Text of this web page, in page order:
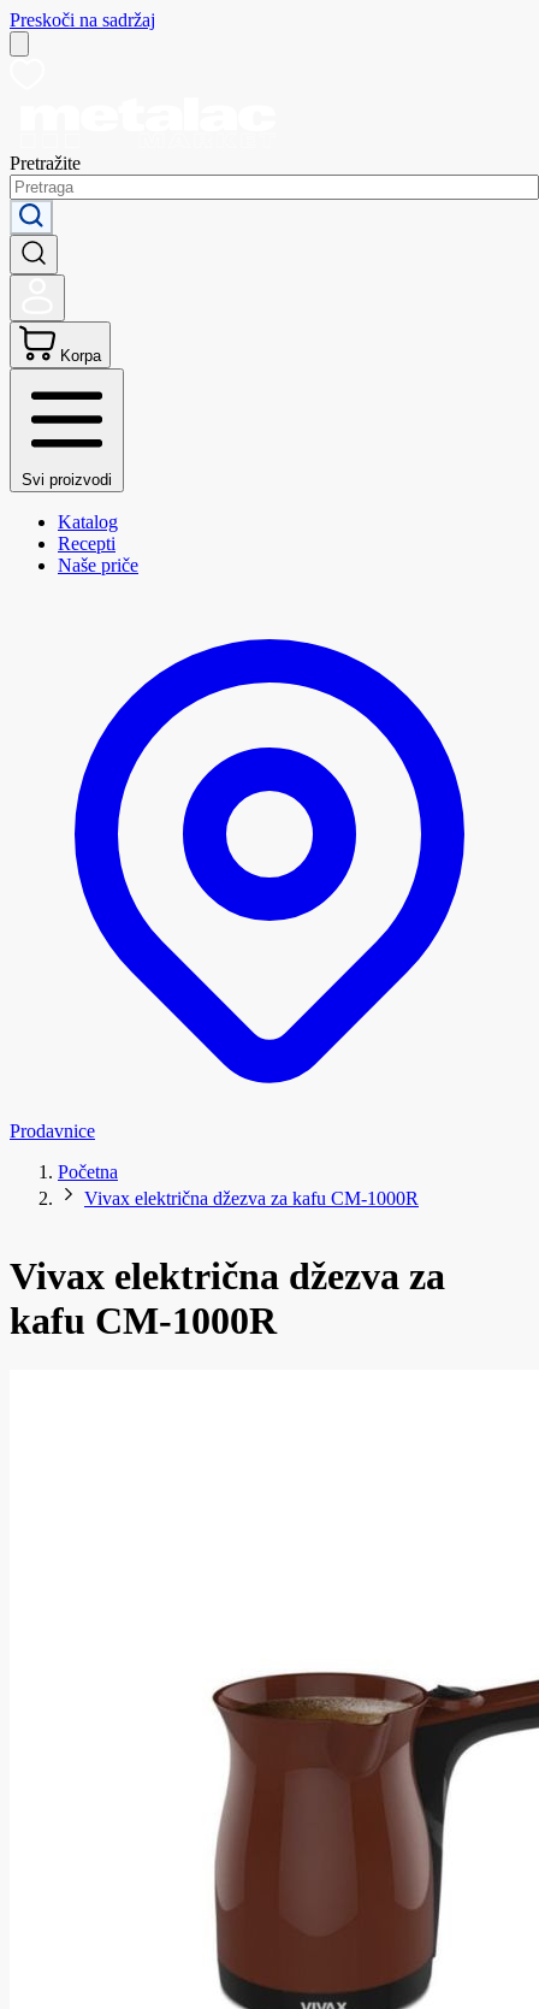
Preskoči na sadržaj
Pretražite
Korpa
Svi proizvodi
Katalog
Recepti
Naše priče
Prodavnice
Početna
Vivax električna džezva za kafu CM-1000R
Vivax električna džezva za
kafu CM-1000R